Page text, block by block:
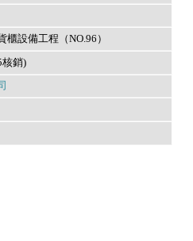
櫃設備工程（NO.96）
核銷)